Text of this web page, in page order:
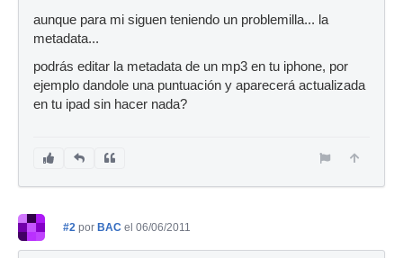
aunque para mi siguen teniendo un problemilla... la
metadata...
podrás editar la metadata de un mp3 en tu iphone, por
ejemplo dandole una puntuación y aparecerá actualizada
en tu ipad sin hacer nada?
#2 por BAC el 06/06/2011